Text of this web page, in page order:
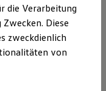
des VSBG
die Verarbeitung
Diese
zweckdienlich
von